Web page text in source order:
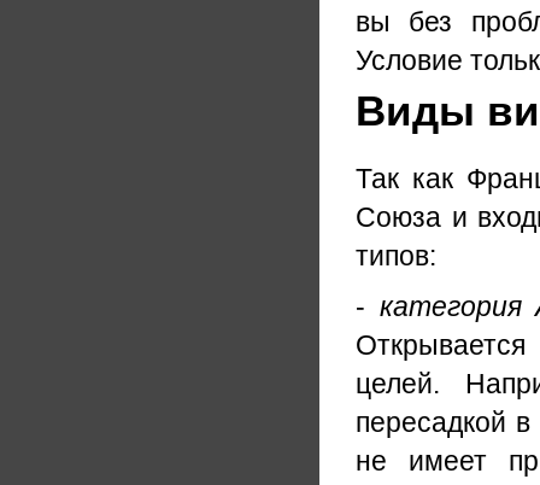
вы без
Условие
Виды
Так как
Союза и
типов:
- категория
целей.
пересадкой
не имеет